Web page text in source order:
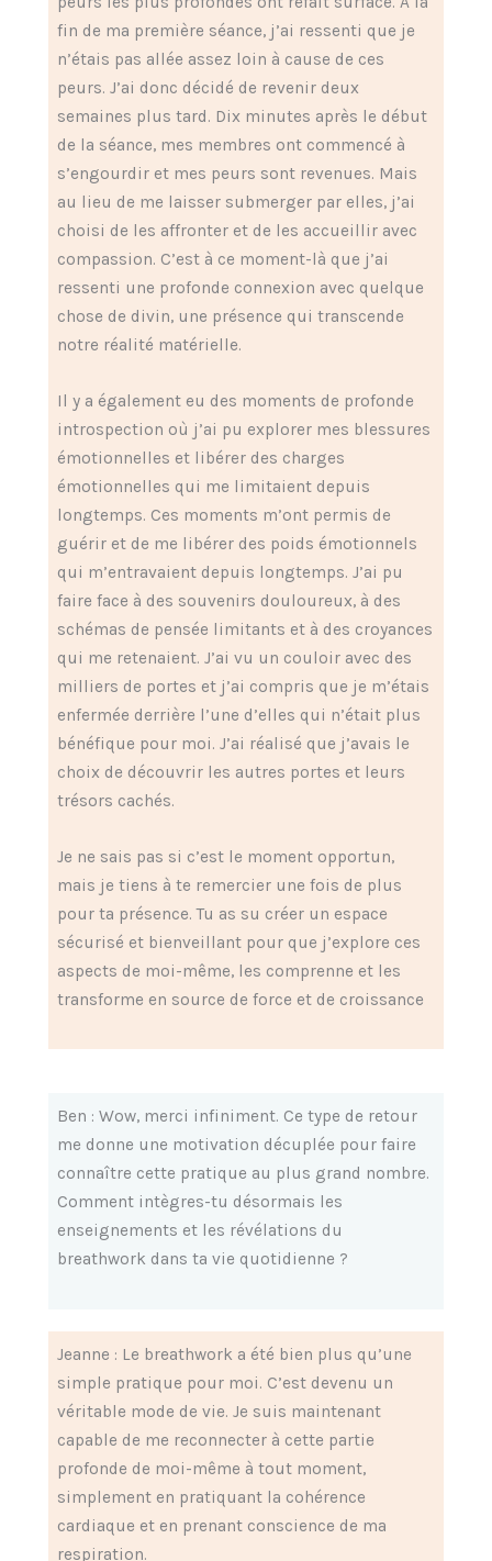
fin de ma première séance, j’ai ressenti que je
n’étais pas allée assez loin à cause de ces
peurs. J’ai donc décidé de revenir deux
semaines plus tard. Dix minutes après le début
de la séance, mes membres ont commencé à
s’engourdir et mes peurs sont revenues. Mais
au lieu de me laisser submerger par elles, j’ai
choisi de les affronter et de les accueillir avec
compassion. C’est à ce moment-là que j’ai
ressenti une profonde connexion avec quelque
chose de divin, une présence qui transcende
notre réalité matérielle.
Il y a également eu des moments de profonde
introspection où j’ai pu explorer mes blessures
émotionnelles et libérer des charges
émotionnelles qui me limitaient depuis
longtemps. Ces moments m’ont permis de
guérir et de me libérer des poids émotionnels
qui m’entravaient depuis longtemps. J’ai pu
faire face à des souvenirs douloureux, à des
schémas de pensée limitants et à des croyances
qui me retenaient. J’ai vu un couloir avec des
milliers de portes et j’ai compris que je m’étais
enfermée derrière l’une d’elles qui n’était plus
bénéfique pour moi. J’ai réalisé que j’avais le
choix de découvrir les autres portes et leurs
trésors cachés.
Je ne sais pas si c’est le moment opportun,
mais je tiens à te remercier une fois de plus
pour ta présence. Tu as su créer un espace
sécurisé et bienveillant pour que j’explore ces
aspects de moi-même, les comprenne et les
transforme en source de force et de croissance
Ben : Wow, merci infiniment. Ce type de retour
me donne une motivation décuplée pour faire
connaître cette pratique au plus grand nombre.
Comment intègres-tu désormais les
enseignements et les révélations du
breathwork dans ta vie quotidienne ?
Jeanne : Le breathwork a été bien plus qu’une
simple pratique pour moi. C’est devenu un
véritable mode de vie. Je suis maintenant
capable de me reconnecter à cette partie
profonde de moi-même à tout moment,
simplement en pratiquant la cohérence
cardiaque et en prenant conscience de ma
respiration.